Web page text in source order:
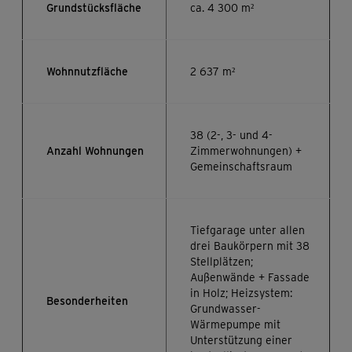
Grundstücksfläche ca. 4 300 m²
Wohnnutzfläche 2 637 m²
Anzahl Wohnungen
38 (2-, 3- und 4-
Zimmerwohnungen) +
Gemeinschaftsraum
Besonderheiten
Tiefgarage unter allen
drei Baukörpern mit 38
Stellplätzen;
Außenwände + Fassade
in Holz; Heizsystem:
Grundwasser-
Wärmepumpe mit
Unterstützung einer